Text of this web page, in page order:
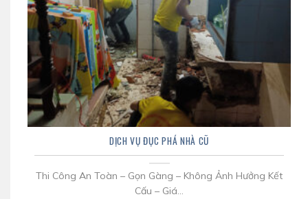
DỊCH VỤ ĐỤC PHÁ NHÀ CŨ
Thi Công An Toàn – Gọn Gàng – Không Ảnh Hưởng Kết
Cấu – Giá...